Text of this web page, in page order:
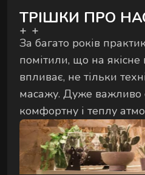
ТРІШКИ ПРО
За багато років
помітили, що на якісне
впливає, не тільки
масажу. Дуже важливо
комфортну і теплу
ЕКСКЛЮЗИВНІ
Особливі техніки та
відновлення.